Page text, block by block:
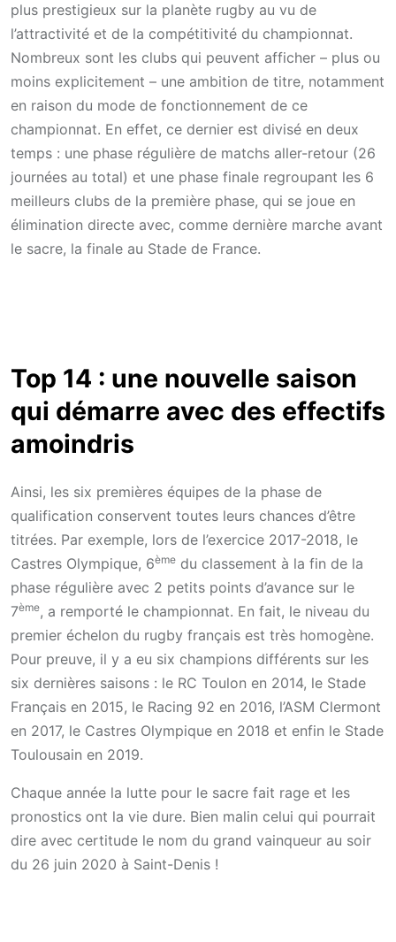
plus prestigieux sur la planète rugby au vu de
l’attractivité et de la compétitivité du championnat.
Nombreux sont les clubs qui peuvent afficher – plus ou
moins explicitement – une ambition de titre, notamment
en raison du mode de fonctionnement de ce
championnat. En effet, ce dernier est divisé en deux
temps : une phase régulière de matchs aller-retour (26
journées au total) et une phase finale regroupant les 6
meilleurs clubs de la première phase, qui se joue en
élimination directe avec, comme dernière marche avant
le sacre, la finale au Stade de France.
Top 14 : une nouvelle saison
qui démarre avec des effectifs
amoindris
Ainsi, les six premières équipes de la phase de
qualification conservent toutes leurs chances d’être
titrées. Par exemple, lors de l’exercice 2017-2018, le
Castres Olympique, 6ème du classement à la fin de la
phase régulière avec 2 petits points d’avance sur le
7ème, a remporté le championnat. En fait, le niveau du
premier échelon du rugby français est très homogène.
Pour preuve, il y a eu six champions différents sur les
six dernières saisons : le RC Toulon en 2014, le Stade
Français en 2015, le Racing 92 en 2016, l’ASM Clermont
en 2017, le Castres Olympique en 2018 et enfin le Stade
Toulousain en 2019.
Chaque année la lutte pour le sacre fait rage et les
pronostics ont la vie dure. Bien malin celui qui pourrait
dire avec certitude le nom du grand vainqueur au soir
du 26 juin 2020 à Saint-Denis !